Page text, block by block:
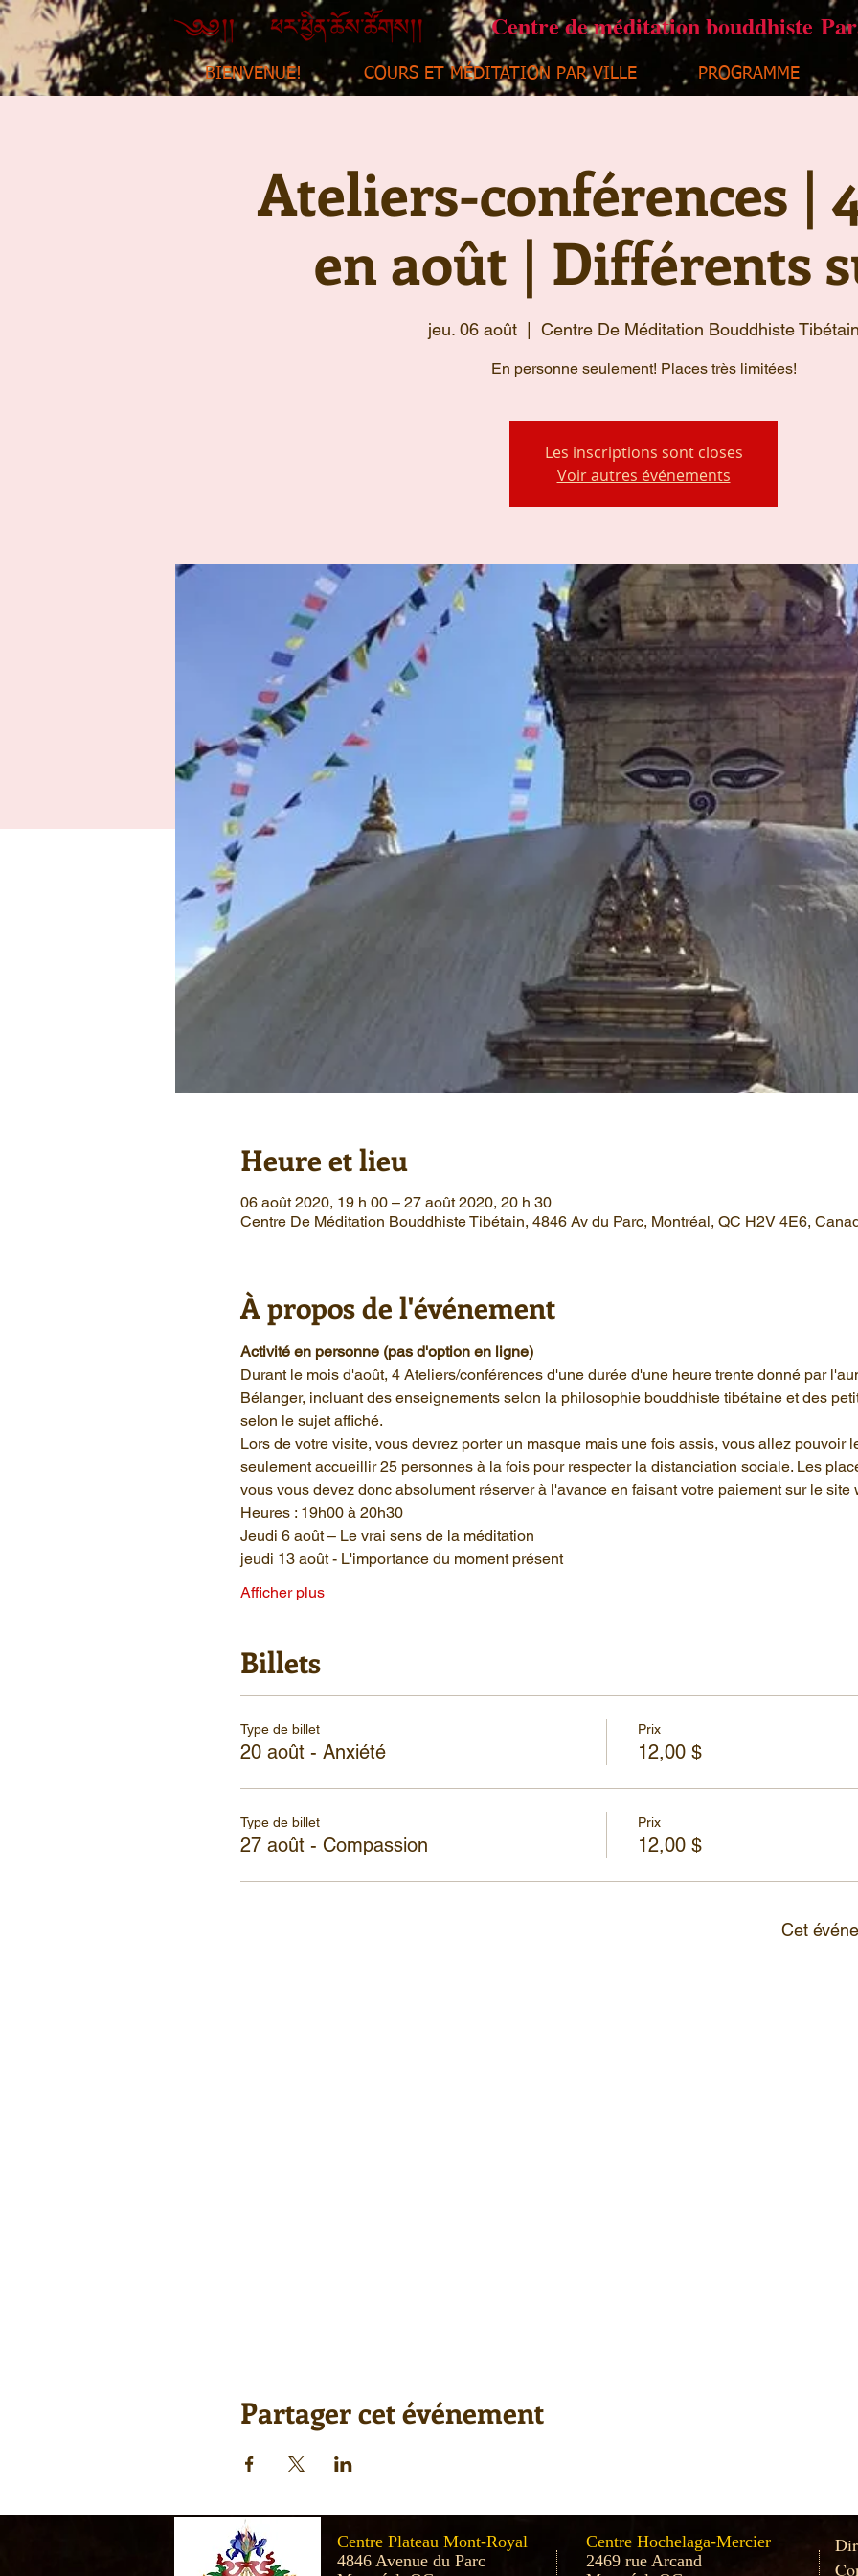
Centre de méditation bouddhiste
BIENVENUE! COURS ET MÉDITATION PAR VILLE PROGRAMME
Ateliers-conférences |
en août | Différents
jeu. 06 août
  |
Centre De Méditation Bouddhiste
En personne seulement! Places très limitées!
Les inscriptions sont closes
Voir autres événements
Heure et lieu
06 août 2020, 19 h 00 – 27 août 2020, 20 h 30
Centre De Méditation Bouddhiste Tibétain, 4846 Av du Parc, Montréal, QC H2V 4E6,
À propos de l'événement
Activité en personne (pas d'option en ligne)
Durant le mois d'août, 4 Ateliers/conférences d'une durée d'une heure trente donné par
Bélanger, incluant des enseignements selon la philosophie bouddhiste tibétaine et des
selon le sujet affiché.
Lors de votre visite, vous devrez porter un masque mais une fois assis, vous allez pouvoir
seulement accueillir 25 personnes à la fois pour respecter la distanciation sociale. Les
vous vous devez donc absolument réserver à l'avance en faisant votre paiement sur le site
Heures : 19h00 à 20h30
Jeudi 6 août – Le vrai sens de la méditation
jeudi 13 août - L'importance du moment présent
Afficher plus
Billets
Type de billet
20 août - Anxiété
Prix
12,00 $
Type de billet
27 août - Compassion
Prix
12,00 $
Cet
Partager cet événement
Centre Plateau Mont-Royal
4846 Avenue du Parc
Centre Hochelaga-Mercier
2469 rue Arcand